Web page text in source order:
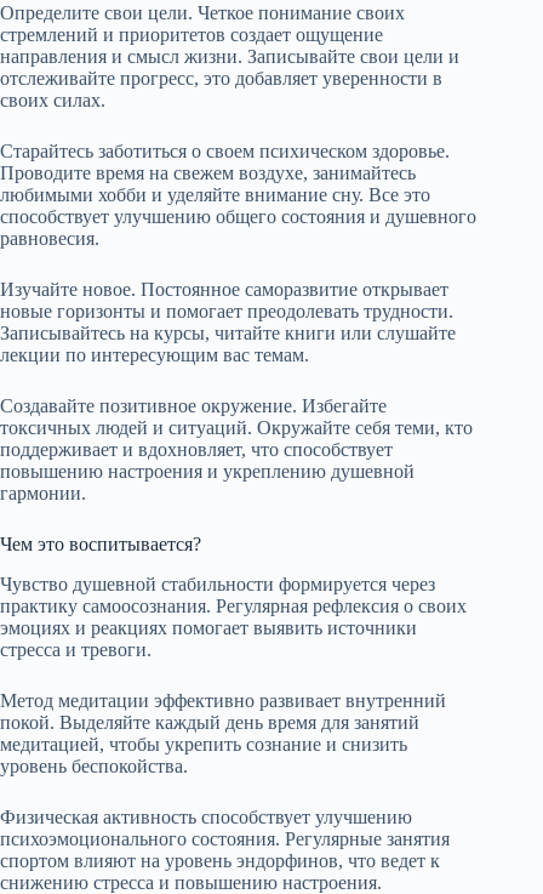
Определите свои цели. Четкое понимание своих
стремлений и приоритетов создает ощущение
направления и смысл жизни. Записывайте свои цели и
отслеживайте прогресс, это добавляет уверенности в
своих силах.
Старайтесь заботиться о своем психическом здоровье.
Проводите время на свежем воздухе, занимайтесь
любимыми хобби и уделяйте внимание сну. Все это
способствует улучшению общего состояния и душевного
равновесия.
Изучайте новое. Постоянное саморазвитие открывает
новые горизонты и помогает преодолевать трудности.
Записывайтесь на курсы, читайте книги или слушайте
лекции по интересующим вас темам.
Создавайте позитивное окружение. Избегайте
токсичных людей и ситуаций. Окружайте себя теми, кто
поддерживает и вдохновляет, что способствует
повышению настроения и укреплению душевной
гармонии.
Чем это воспитывается?
Чувство душевной стабильности формируется через
практику самоосознания. Регулярная рефлексия о своих
эмоциях и реакциях помогает выявить источники
стресса и тревоги.
Метод медитации эффективно развивает внутренний
покой. Выделяйте каждый день время для занятий
медитацией, чтобы укрепить сознание и снизить
уровень беспокойства.
Физическая активность способствует улучшению
психоэмоционального состояния. Регулярные занятия
спортом влияют на уровень эндорфинов, что ведет к
снижению стресса и повышению настроения.